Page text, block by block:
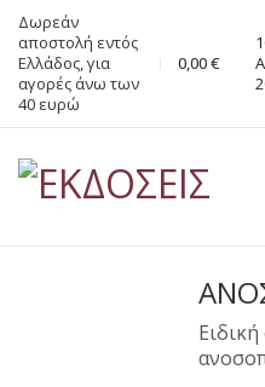
Δωρεάν
αποστολή εντός
Ελλάδος, για
αγορές άνω των
40 ευρώ
0,00€